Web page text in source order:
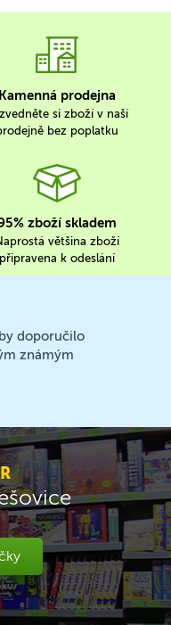
Kamenná prodejna
si zboží v naší
bez poplatku
zboží skladem
většina zboží
připravena k odeslání
doporučilo
známým